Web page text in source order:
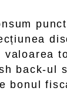
valoarea
back-ul
bonul